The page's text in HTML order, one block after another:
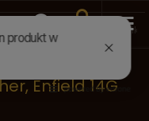
do broni Kominki, buksiki
Whitworth,
Enfield 14G